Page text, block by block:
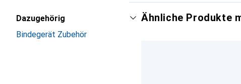
Dazugehörig
Bindegerät Zubehör
Ähnliche Produkte